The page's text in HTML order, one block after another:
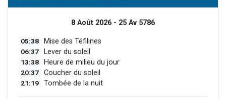
8 Août 2026 - 25 Av 5786
05:38 Mise des Téfilines
06:37 Lever du soleil
13:38 Heure de milieu du jour
20:37 Coucher du soleil
21:19 Tombée de la nuit